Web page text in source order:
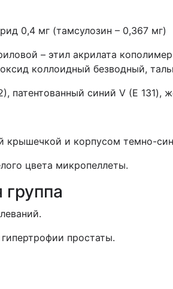
0,4 мг (тамсулозин – 0,367 мг)
– этил акрилата
коллоидный безводный,
патентованный синий V (Е 131),
крышечкой и корпусом темно-
цвета микропеллеты.
простаты.